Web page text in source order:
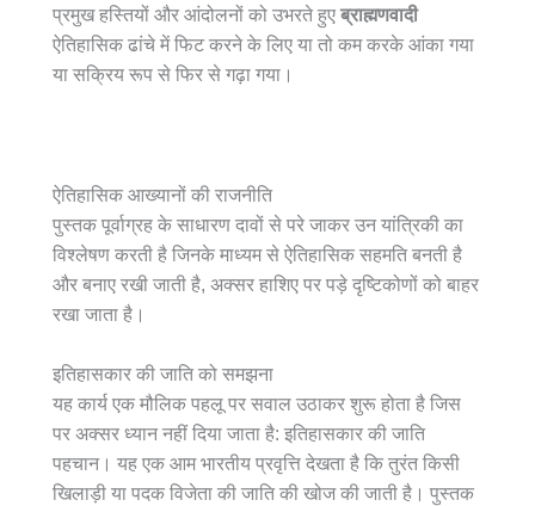
प्रमुख हस्तियों और आंदोलनों को उभरते हुए ब्राह्मणवादी
ऐतिहासिक ढांचे में फिट करने के लिए या तो कम करके आंका गया
या सक्रिय रूप से फिर से गढ़ा गया।
ऐतिहासिक आख्यानों की राजनीति
पुस्तक पूर्वाग्रह के साधारण दावों से परे जाकर उन यांत्रिकी का
विश्लेषण करती है जिनके माध्यम से ऐतिहासिक सहमति बनती है
और बनाए रखी जाती है, अक्सर हाशिए पर पड़े दृष्टिकोणों को बाहर
रखा जाता है।
इतिहासकार की जाति को समझना
यह कार्य एक मौलिक पहलू पर सवाल उठाकर शुरू होता है जिस
पर अक्सर ध्यान नहीं दिया जाता है: इतिहासकार की जाति
पहचान। यह एक आम भारतीय प्रवृत्ति देखता है कि तुरंत किसी
खिलाड़ी या पदक विजेता की जाति की खोज की जाती है। पुस्तक